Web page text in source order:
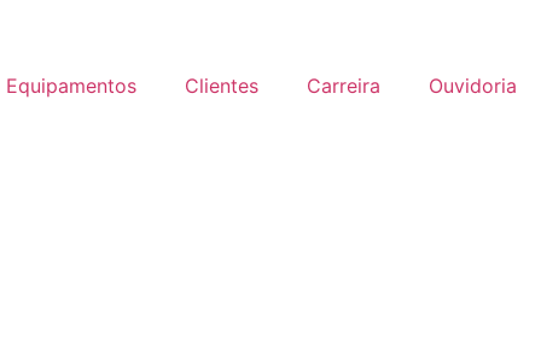
Equipamentos Clientes Carreira Ouvidoria